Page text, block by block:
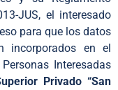
JUS, el interesado
para que los datos
incorporados en el
Interesadas
Privado “San